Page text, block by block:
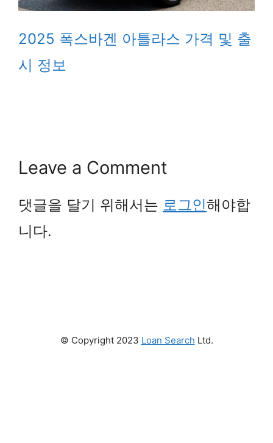
2025 폭스바겐 아틀라스 가격 및 출
시 정보
Leave a Comment
댓글을 달기 위해서는 로그인해야합
니다.
© Copyright 2023 Loan Search Ltd.